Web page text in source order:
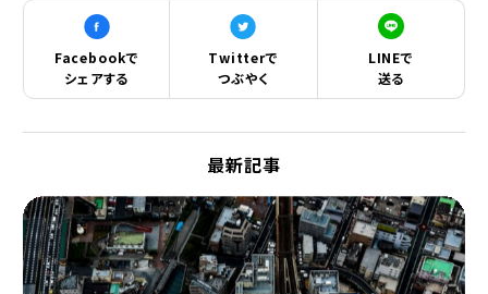
Facebookで
シェアする
Twitterで
つぶやく
LINEで
送る
最新記事